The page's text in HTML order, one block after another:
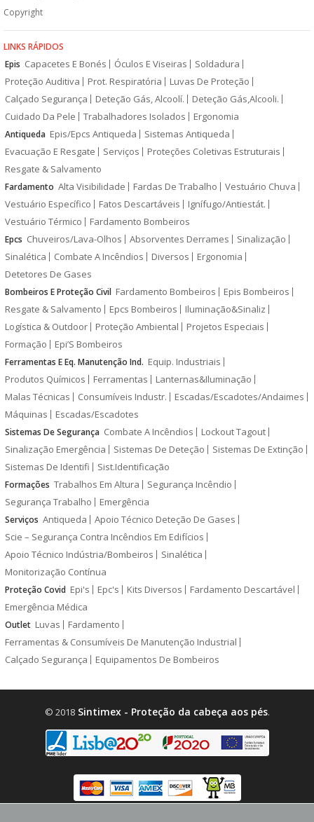
Copyright
LINKS RÁPIDOS
Epis Capacetes E Bonés Óculos E Viseiras
Soldadura
Proteção Auditiva
Prot. Respiratória
Luvas De Proteção
Calçado Segurança
Deteção Gás, Alcoolí.
Deteção Gás,Alcooli.
Cuidado Da Pele
Trabalhadores Isolados Ergonomia
Antiqueda Epis/Epcs Antiqueda
Sistemas Antiqueda
Evacuação E Resgate
Serviços
Proteções Coletivas Estruturais
Resgate & Salvamento
Fardamento Alta Visibilidade Fardas De Trabalho
Vestuário Chuva
Vestuário Específico
Fatos Descartáveis
Ignífugo/Antiestát.
Vestuário Térmico
Fardamento Bombeiros
Epcs Chuveiros/Lava-Olhos Absorventes Derrames
Sinalização
Sinalética
Combate A Incêndios Diversos
Ergonomia
Detetores De Gases
Bombeiros E Proteção Civil Fardamento Bombeiros
Epis Bombeiros
Resgate & Salvamento
Epcs Bombeiros
Iluminação&Sinaliz
Logística & Outdoor
Proteção Ambiental
Projetos Especiais
Formação
Epi’S Bombeiros
Ferramentas E Eq. Manutenção Ind. Equip. Industriais
Produtos Químicos
Ferramentas
Lanternas&Iluminação
Malas Técnicas
Consumíveis Industr.
Escadas/Escadotes/Andaimes
Máquinas
Escadas/Escadotes
Sistemas De Segurança Combate A Incêndios
Lockout Tagout
Sinalização Emergência
Sistemas De Deteção
Sistemas De Extinção
Sistemas De Identifi
Sist.Identificação
Formações Trabalhos Em Altura
Segurança Incêndio
Segurança Trabalho
Emergência
Serviços Antiqueda
Apoio Técnico Deteção De Gases
Scie – Segurança Contra Incêndios Em Edifícios
Apoio Técnico Indústria/Bombeiros
Sinalética
Monitorização Contínua
Proteção Covid Epi's Epc's Kits Diversos
Fardamento Descartável
Emergência Médica
Outlet Luvas
Fardamento
Ferramentas & Consumíveis De Manutenção Industrial
Calçado Segurança
Equipamentos De Bombeiros
© 2018Sintimex - Proteção da cabeça aos pés.